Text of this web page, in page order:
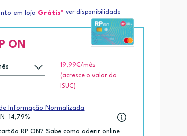
em loja Grátis* ver disponibilidade
ON
19,99€/mês
(acresce o valor do
ISUC)
Informação Normalizada
14,79%
RP ON? Sabe como aderir online